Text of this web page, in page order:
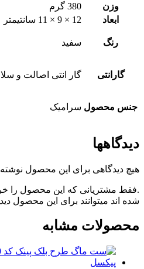
وزن
380 گرم
ابعاد
12 × 9 × 11 سانتیمتر
رنگ سفید
گارانتی گار انتی اصالت و
جنس محصول سرامیک
دیدگاهها
هیچ دیدگاهی برای این محصول
.فقط مشتریانی که این محصول را
شده اند میتوانند برای این محصول
محصولات مشابه